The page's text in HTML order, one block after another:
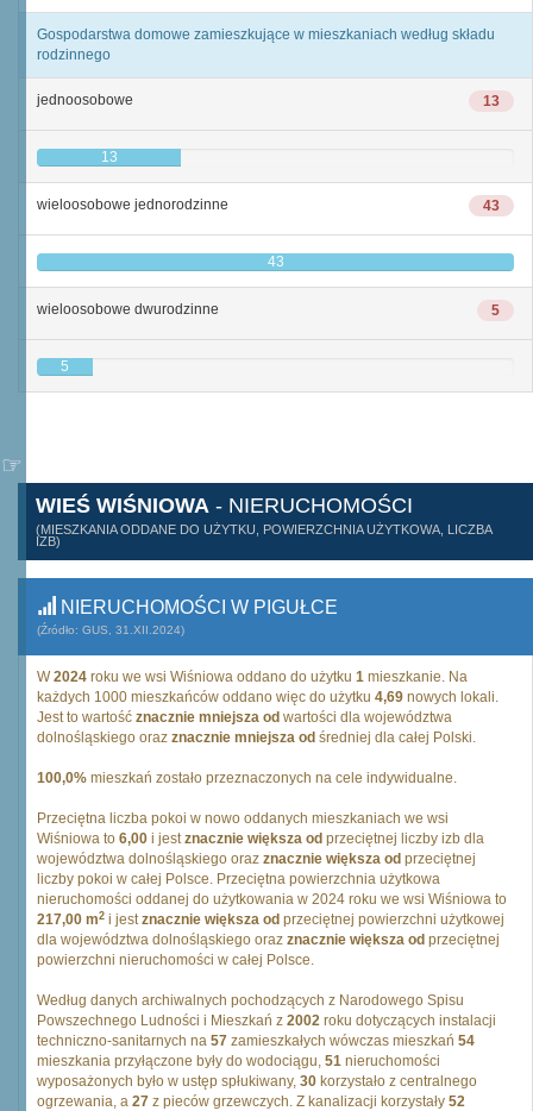
Gospodarstwa domowe zamieszkujące w mieszkaniach według składu
rodzinnego
13
jednoosobowe
13
43
wieloosobowe jednorodzinne
43
5
wieloosobowe dwurodzinne
5
WIEŚ WIŚNIOWA - NIERUCHOMOŚCI
(MIESZKANIA ODDANE DO UŻYTKU, POWIERZCHNIA UŻYTKOWA, LICZBA
IZB)
NIERUCHOMOŚCI W PIGUŁCE
(Źródło: GUS, 31.XII.2024)
W2024 roku we wsi Wiśniowa oddano do użytku 1 mieszkanie. Na
każdych 1000 mieszkańców oddano więc do użytku 4,69 nowych lokali.
Jest to wartość znacznie mniejsza od wartości dla województwa
dolnośląskiego oraz znacznie mniejsza od średniej dla całej Polski.
100,0% mieszkań zostało przeznaczonych na cele indywidualne.
Przeciętna liczba pokoi w nowo oddanych mieszkaniach we wsi
Wiśniowa to 6,00 i jestznacznie większa od przeciętnej liczby izb dla
województwa dolnośląskiego oraz znacznie większa od przeciętnej
liczby pokoi w całej Polsce. Przeciętna powierzchnia użytkowa
nieruchomości oddanej do użytkowania w 2024 roku we wsi Wiśniowa to
217,00 m2 i jestznacznie większa od przeciętnej powierzchni użytkowej
dla województwa dolnośląskiego oraz znacznie większa od przeciętnej
powierzchni nieruchomości w całej Polsce.
Według danych archiwalnych pochodzących z Narodowego Spisu
Powszechnego Ludności i Mieszkań z 2002 roku dotyczących instalacji
techniczno-sanitarnych na 57 zamieszkałych wówczas mieszkań 54
mieszkania przyłączone były do wodociągu, 51 nieruchomości
wyposażonych było w ustęp spłukiwany, 30 korzystało z centralnego
ogrzewania, a 27 z pieców grzewczych. Z kanalizacji korzystały 52